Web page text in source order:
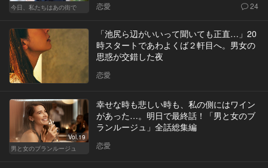
今日、私たちはあの街で
恋愛 24
「池尻ら辺がいいって聞いても正直…」20
時スタートであわよくば２軒目へ。男女の
思惑が交錯した夜
恋愛
Vol.19
男と女のブランルージュ
幸せな時も悲しい時も、私の側にはワイン
があった…。明日で最終話！「男と女のブ
ランルージュ」全話総集編
恋愛